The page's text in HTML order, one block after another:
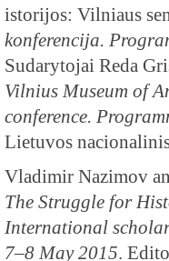
istorijos: Vilniaus
konferencija.
Sudarytojai Reda
Vilnius Museum of
conference.
Lietuvos
Vladimir Nazimov
The Struggle for
International
7–8 May 2015.